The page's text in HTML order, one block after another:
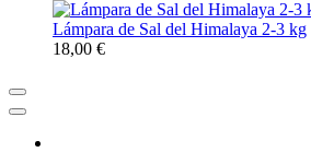
Lámpara de Sal del Himalaya 2-3 kg
18,00 €